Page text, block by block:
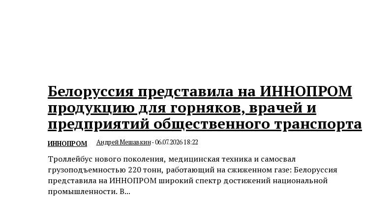
Белоруссия представила на ИННОПРОМ
продукцию для горняков, врачей и
предприятий общественного транспорта
ИННОПРОМ Андрей Мешавкин-06.07.2026 18:22
Троллейбус нового поколения, медицинская техника и самосвал
грузоподъемностью 220 тонн, работающий на сжиженном газе: Белоруссия
представила на ИННОПРОМ широкий спектр достижений национальной
промышленности. В...